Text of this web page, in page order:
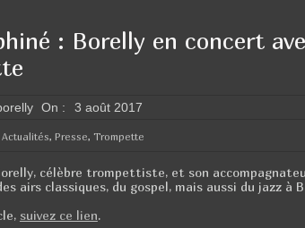
ta
g
er
: Borelly en concert
On : 3 août 2017
Actualités ,Presse Trompette
célèbre trompettiste, et son
airs classiques, du gospel, mais aussi du jazz à
suivez ce lien.